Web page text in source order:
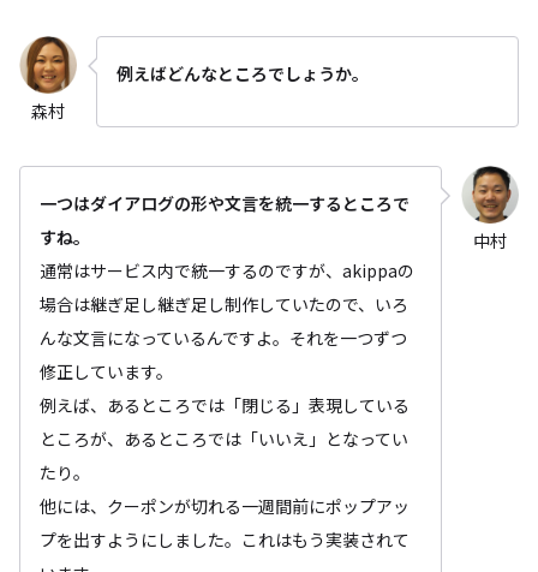
森村
例えばどんなところでしょうか。
一つはダイアログの形や文言を統一するところで
すね。
通常はサービス内で統一するのですが、akippaの
場合は継ぎ足し継ぎ足し制作していたので、いろ
んな文言になっているんですよ。それを一つずつ
修正しています。
例えば、あるところでは「閉じる」表現している
ところが、あるところでは「いいえ」となってい
たり。
他には、クーポンが切れる一週間前にポップアッ
プを出すようにしました。これはもう実装されて
中村